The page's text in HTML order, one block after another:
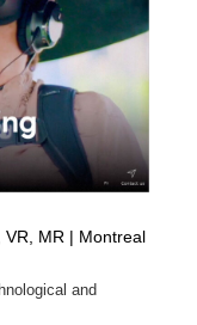
MR | Montreal
and